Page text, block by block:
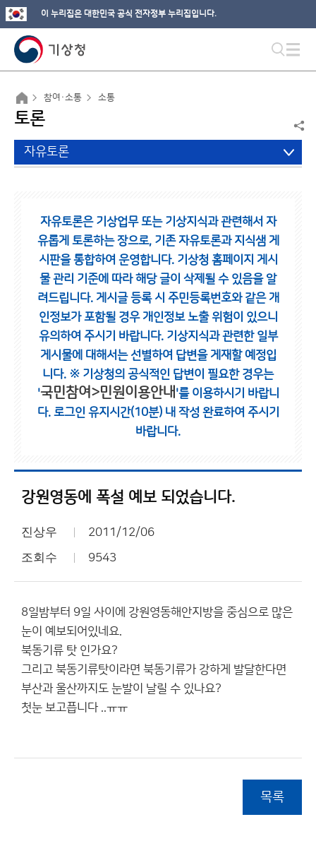
이 누리집은 대한민국 공식 전자정부 누리집입니다.
참여·소통 소통
토론
자유토론
자유토론은 기상업무 또는 기상지식과 관련해서 자
유롭게 토론하는 장으로, 기존 자유토론과 지식샘 게
시판을 통합하여 운영합니다. 기상청 홈페이지 게시
물 관리 기준에 따라 해당 글이 삭제될 수 있음을 알
려드립니다. 게시글 등록 시 주민등록번호와 같은 개
인정보가 포함될 경우 개인정보 노출 위험이 있으니
유의하여 주시기 바랍니다. 기상지식과 관련한 일부
게시물에 대해서는 선별하여 답변을 게재할 예정입
니다. ※ 기상청의 공식적인 답변이 필요한 경우는
'국민참여>민원이용안내 '를 이용하시기 바랍니
다. 로그인 유지시간(10분) 내 작성 완료하여 주시기
바랍니다.
강원영동에 폭설 예보 되었습니다.
진상우 2011/12/06
조회수 9543
8일밤부터 9일 사이에 강원영동해안지방을 중심으로 많은
눈이 예보되어있네요.
북동기류 탓 인가요?
그리고 북동기류탓이라면 북동기류가 강하게 발달한다면
부산과 울산까지도 눈발이 날릴 수 있나요?
첫눈 보고픕니다 ..ㅠㅠ
목록